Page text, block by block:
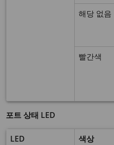
해당 없음
빨간색
포트 상태 LED
LED 색상